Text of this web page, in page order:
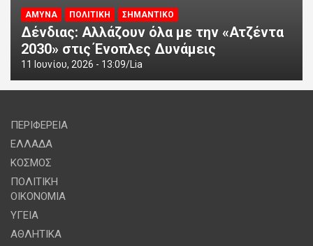
ΑΜΥΝΑ ΠΟΛΙΤΙΚΗ ΣΗΜΑΝΤΙΚΟ
Δένδιας: Αλλάζουν όλα με την «Ατζέντα
2030» στις Ένοπλες Δυνάμεις
11 Ιουνίου, 2026 - 13:09 Lia
ΠΕΡΙΦΕΡΕΙΑ
ΕΛΛΑΔΑ
ΚΟΣΜΟΣ
ΠΟΛΙΤΙΚΗ
ΟΙΚΟΝΟΜΙΑ
ΥΓΕΙΑ
ΑΘΛΗΤΙΚΑ